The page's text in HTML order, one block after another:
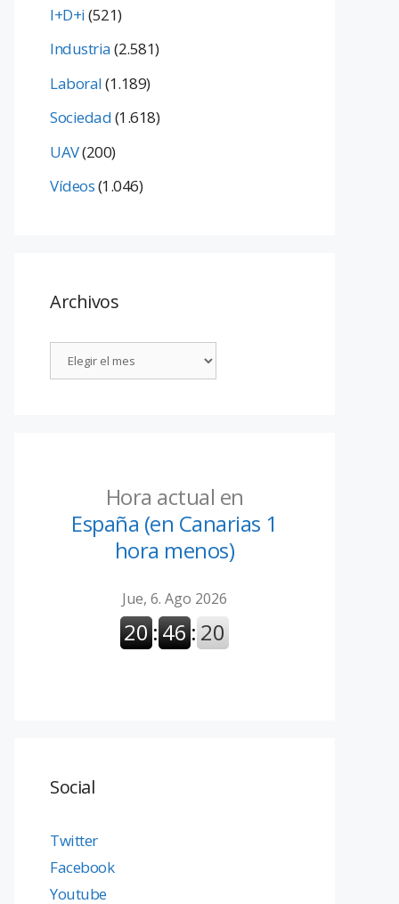
I+D+i(521)
Industria(2.581)
Laboral(1.189)
Sociedad(1.618)
UAV(200)
Vídeos(1.046)
Archivos
Hora actual en
España (en Canarias 1
hora menos)
Social
Twitter
Facebook
Youtube